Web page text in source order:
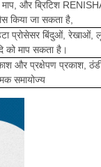
और ब्रिटिश
किया जा सकता है,
प्रोसेसर बिंदुओं, रेखाओं,
को माप सकता है।
और प्रक्षेपण प्रकाश,
समायोज्य